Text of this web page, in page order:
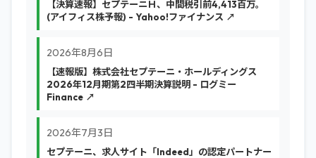
【決算速報】セプテーニＨ、中間税引前4,413百万。
(アイフィス株予報) - Yahoo!ファイナンス ↗
2026年8月6日
【速報版】株式会社セプテーニ・ホールディングス
2026年12月期第2四半期決算説明 - ログミー
Finance ↗
2026年7月3日
セプテーニ、求人サイト「Indeed」の認定パートナー